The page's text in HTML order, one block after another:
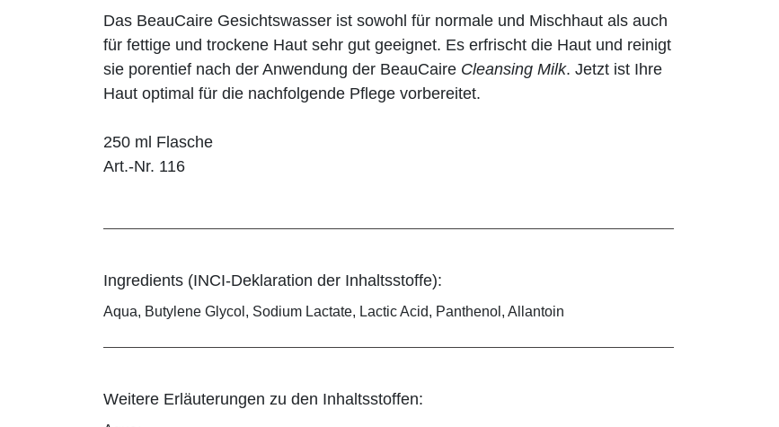
Das BeauCaire Gesichtswasser ist sowohl für normale und Mischhaut als auch
für fettige und trockene Haut sehr gut geeignet. Es erfrischt die Haut und reinigt
sie porentief nach der Anwendung der BeauCaire Cleansing Milk. Jetzt ist Ihre
Haut optimal für die nachfolgende Pflege vorbereitet.
250 ml Flasche
Art.-Nr. 116
Ingredients (INCI-Deklaration der Inhaltsstoffe):
Aqua, Butylene Glycol, Sodium Lactate, Lactic Acid, Panthenol, Allantoin
Weitere Erläuterungen zu den Inhaltsstoffen: